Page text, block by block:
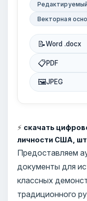
Редактируемый
Векторная
📝Word .docx
📋PDF
🖼JPEG
⚡ скачать
личности США,
Предоставляем
документы для
классных
традиционного